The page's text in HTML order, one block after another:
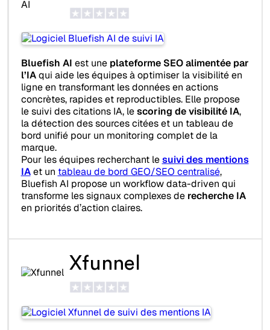
Bluefish AI est une plateforme SEO alimentée par
l’IAqui aide les équipes à optimiser la visibilité en
ligne en transformant les données en actions
concrètes, rapides et reproductibles. Elle propose
le suivi des citations IA, lescoring de visibilité IA,
la détection des sources citées et un tableau de
bord unifié pour un monitoring complet de la
marque.
Pour les équipes recherchant lesuivi des mentions
IAet un tableau de bord GEO/SEO centralisé,
Bluefish AI propose un workflow data-driven qui
transforme les signaux complexes de recherche IA
en priorités d’action claires.
Xfunnel